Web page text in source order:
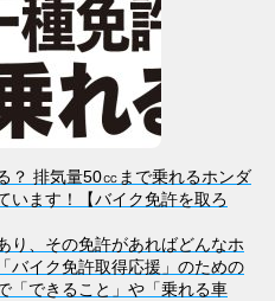
？ 排気量50㏄まで乗れるホンダ
います！【バイク免許を取ろ
り、その免許があればどんなホ
バイク免許取得応援」のための
「できること」や「乗れる車